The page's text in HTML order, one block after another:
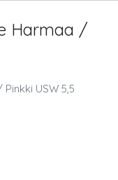
Harmaa /
USW 5,5